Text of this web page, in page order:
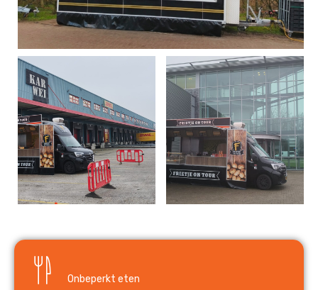
Onbeperkt eten